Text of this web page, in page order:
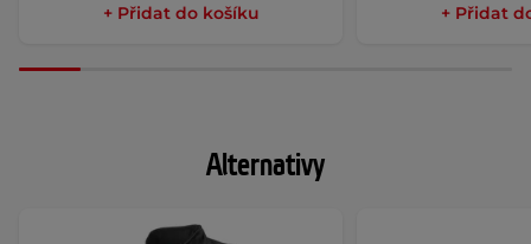
+ Přidat do košíku + Přidat
Alternativy